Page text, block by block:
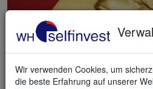
Wir verwenden Cookies, um
die beste Erfahrung auf unserer